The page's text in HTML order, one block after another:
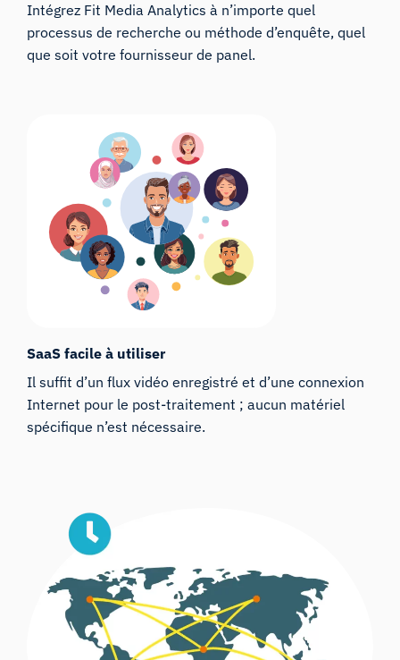
Intégrez Fit Media Analytics à n’importe quel
processus de recherche ou méthode d’enquête, quel
que soit votre fournisseur de panel.
SaaS facile à utiliser
Il suffit d’un flux vidéo enregistré et d’une connexion
Internet pour le post-traitement ; aucun matériel
spécifique n’est nécessaire.